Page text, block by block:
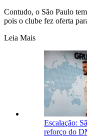
Contudo, o São Paulo
pois o clube fez oferta
Leia Mais
Escalação:
reforço do